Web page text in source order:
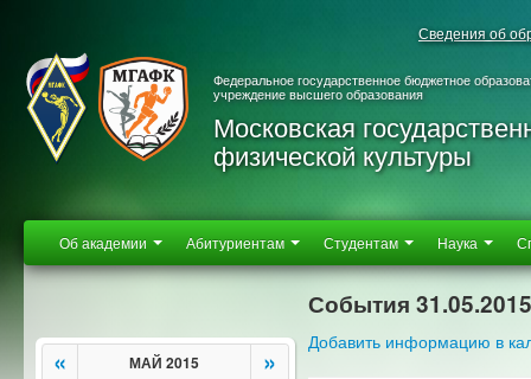
Сведения об
Федеральное государственное бюджетное
учреждение высшего образования
Московская
физической культуры
Об академии Абитуриентам Студентам Наука
« МАЙ 2015 »
События 31.05.2015
Добавить информацию в